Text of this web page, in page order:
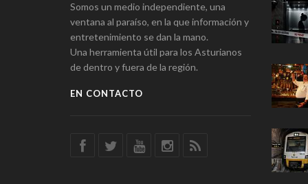
Somos un medio independiente, una
ventana al paraíso, en la que información y
entretenimiento se dan la mano.
Una herramienta útil para los Asturianos
de dentro y fuera de la región.
EN CONTACTO